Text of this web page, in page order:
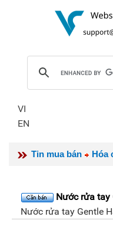
VI
EN
Tin mua bán
Hóa
Nước rửa tay
Nước rửa tay Gentle